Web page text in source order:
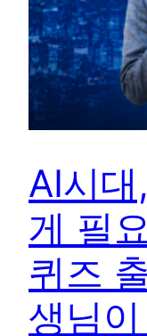
AI시
게 필
퀴즈
생님